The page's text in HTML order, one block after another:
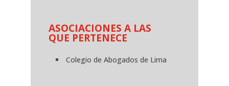
ASOCIACIONES A LAS
QUE PERTENECE
Colegio de Abogados de Lima